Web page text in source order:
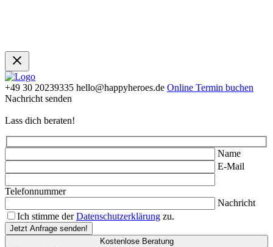
+49 30 20239335 hello@happyheroes.de Online Termin buchen
Nachricht senden
Lass dich beraten!
Name
E-Mail
Telefonnummer
Nachricht
Ich stimme derDatenschutzerklärung zu.
Kostenlose Beratung